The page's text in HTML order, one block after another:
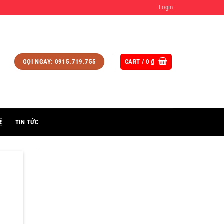
Login
GỌI NGAY: 0915.719.755 CART / 0₫
TIN TỨC